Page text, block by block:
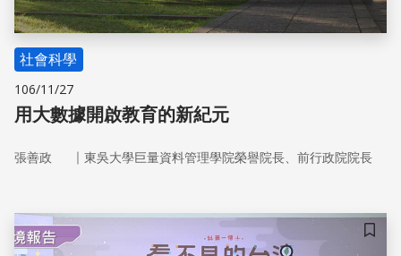
社會科學
106/11/27
用大數據開啟教育的新紀元
張善政 ｜ 東吳大學巨量資料管理學院榮譽院長、前行政院院長
儲存